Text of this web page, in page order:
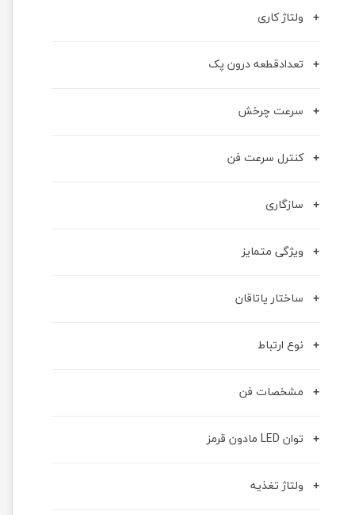
ولتاژ کاری
تعدادقطعه درون پک
سرعت چرخش
کنترل سرعت فن
سازگاری
ویژگی متمایز
ساختار یاتاقان
نوع ارتباط
مشخصات فن
توان LED مادون قرمز
ولتاژ تغذیه